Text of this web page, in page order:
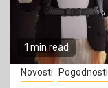
1 min read
Novosti Pogodnosti